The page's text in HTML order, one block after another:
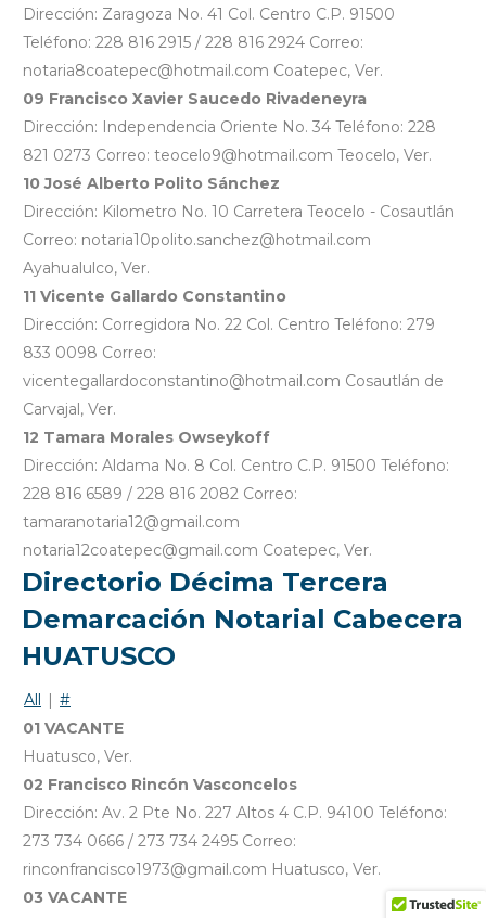
Dirección: Zaragoza No. 41 Col. Centro C.P. 91500
Teléfono: 228 816 2915 / 228 816 2924 Correo:
notaria8coatepec@hotmail.com Coatepec, Ver.
09 Francisco Xavier Saucedo Rivadeneyra
Dirección: Independencia Oriente No. 34 Teléfono: 228
821 0273 Correo: teocelo9@hotmail.com Teocelo, Ver.
10 José Alberto Polito Sánchez
Dirección: Kilometro No. 10 Carretera Teocelo - Cosautlán
Correo: notaria10polito.sanchez@hotmail.com
Ayahualulco, Ver.
11 Vicente Gallardo Constantino
Dirección: Corregidora No. 22 Col. Centro Teléfono: 279
833 0098 Correo:
vicentegallardoconstantino@hotmail.com Cosautlán de
Carvajal, Ver.
12 Tamara Morales Owseykoff
Dirección: Aldama No. 8 Col. Centro C.P. 91500 Teléfono:
228 816 6589 / 228 816 2082 Correo:
tamaranotaria12@gmail.com
notaria12coatepec@gmail.com Coatepec, Ver.
Directorio Décima Tercera
Demarcación Notarial Cabecera
HUATUSCO
All | #
01 VACANTE
Huatusco, Ver.
02 Francisco Rincón Vasconcelos
Dirección: Av. 2 Pte No. 227 Altos 4 C.P. 94100 Teléfono:
273 734 0666 / 273 734 2495 Correo:
rinconfrancisco1973@gmail.com Huatusco, Ver.
03 VACANTE